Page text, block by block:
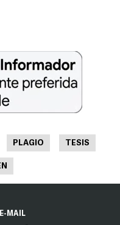
PLAGIO TESIS
MAIL